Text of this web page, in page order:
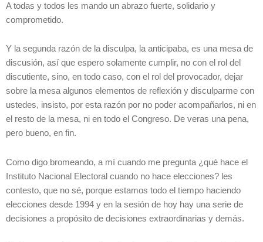
A todas y todos les mando un abrazo fuerte, solidario y
comprometido.
Y la segunda razón de la disculpa, la anticipaba, es una mesa de
discusión, así que espero solamente cumplir, no con el rol del
discutiente, sino, en todo caso, con el rol del provocador, dejar
sobre la mesa algunos elementos de reflexión y disculparme con
ustedes, insisto, por esta razón por no poder acompañarlos, ni en
el resto de la mesa, ni en todo el Congreso. De veras una pena,
pero bueno, en fin.
Como digo bromeando, a mí cuando me pregunta ¿qué hace el
Instituto Nacional Electoral cuando no hace elecciones? les
contesto, que no sé, porque estamos todo el tiempo haciendo
elecciones desde 1994 y en la sesión de hoy hay una serie de
decisiones a propósito de decisiones extraordinarias y demás.